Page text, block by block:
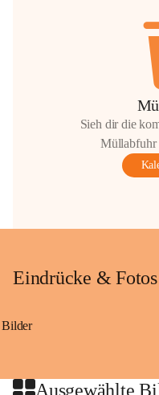
Sieh dir die
Müllabfuhr
Eindrücke & Fotos
Bilder
Ausgewählte